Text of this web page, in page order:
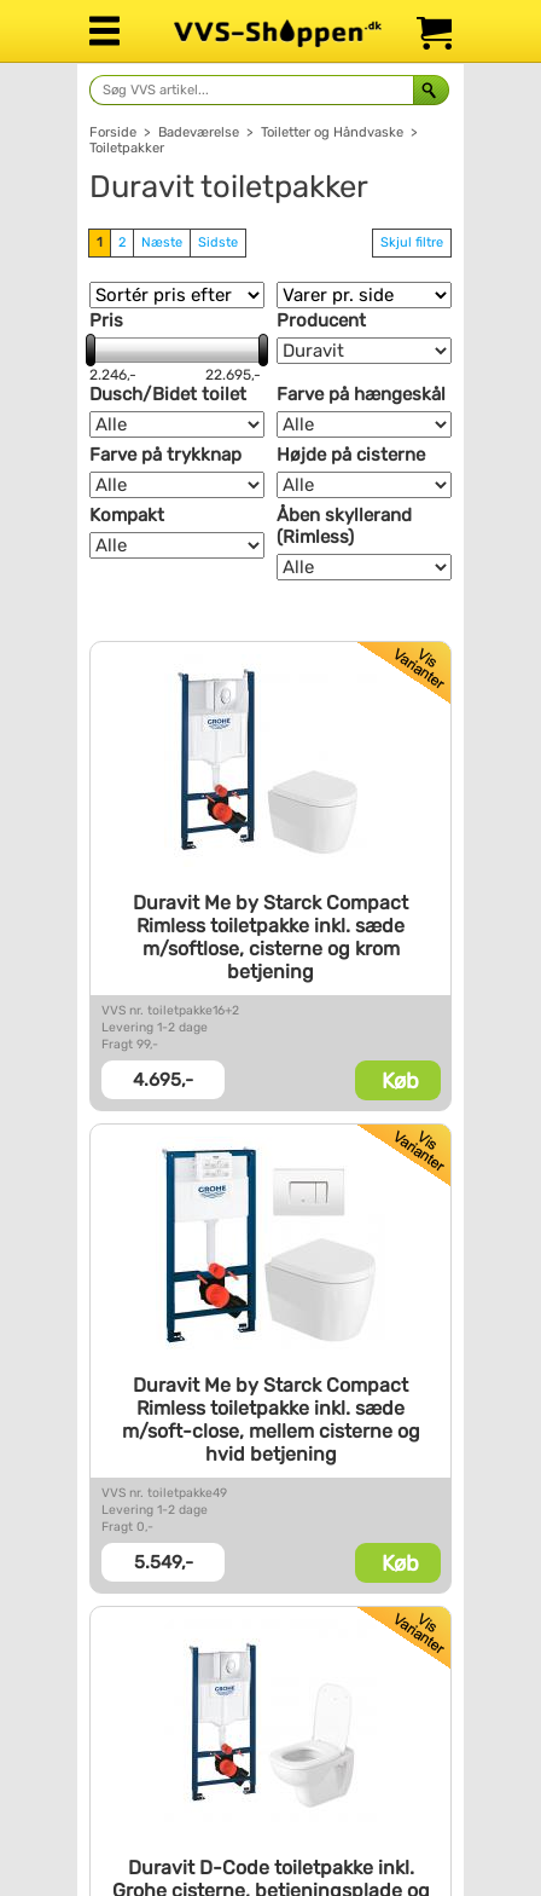
Forside > Badeværelse > Toiletter og Håndvaske >
Toiletpakker
Duravit toiletpakker
1 2 Næste Sidste Skjul filtre
Pris
2.246,- 22.695,-
Producent
Dusch/Bidet toilet Farve på hængeskål
Farve på trykknap Højde på cisterne
Kompakt
Åben skyllerand
(Rimless)
Duravit Me by Starck Compact
Rimless toiletpakke inkl. sæde
m/softlose, cisterne og krom
betjening
VVS nr. toiletpakke16+2
Levering 1-2 dage
Fragt 99,-
4.695,- Køb
Duravit Me by Starck Compact
Rimless toiletpakke inkl. sæde
m/soft-close, mellem cisterneog
hvid betjening
VVS nr. toiletpakke49
Levering 1-2 dage
Fragt 0,-
5.549,- Køb
Duravit D-Code toiletpakkeinkl.
Grohe cisterne,betjeningsplade og